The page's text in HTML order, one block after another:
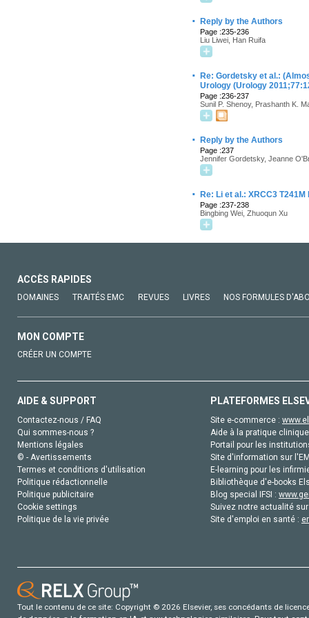
· Reply by the Authors
Page :235-236
Liu Liwei, Han Ruifa
·
Re: Gordetsky et al.:
Urology (Urology
Page :236-237
Sunil P. Shenoy, Prashanth K.
· Reply by the Authors
Page :237
Jennifer Gordetsky, Jeanne
· Re: Li et al.: XRCC3
Page :237-238
Bingbing Wei, Zhuoqun Xu
ACCÈS RAPIDES
DOMAINES TRAITÉS EMC REVUES LIVRES NOS FORMULES
MON COMPTE
CRÉER UN COMPTE
AIDE & SUPPORT
Contactez-nous / FAQ
Qui sommes-nous ?
Mentions légales
© - Avertissements
Termes et conditions d'utilisation
Politique rédactionnelle
Politique publicitaire
Cookie settings
Politique de la vie privée
PLATEFORMES
Site e-commerce :
Aide à la pratique
Portail pour les
Site d'information sur
E-learning pour les
Bibliothèque d'e-books
Blog special IFSI :
Suivez notre actualité
Site d'emploi en santé :
Tout le contenu de ce site: Copyright © 2026 Elsevier, ses concédants de